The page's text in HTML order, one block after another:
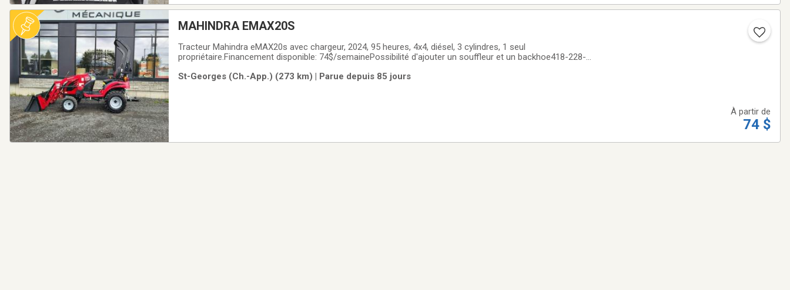
MAHINDRA EMAX20S
Tracteur Mahindra eMAX20s avec chargeur, 2024, 95 heures, 4x4, diésel, 3 cylindres, 1 seul
propriétaire.Financement disponible: 74$/semainePossibilité d'ajouter un souffleur et un backhoe418-228-
St-Georges (Ch.-App.) (273 km) | Parue depuis 85 jours
À partir de
74 $